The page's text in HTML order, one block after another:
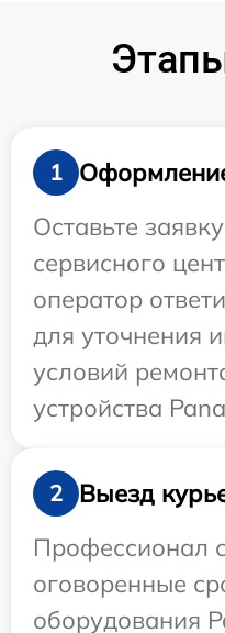
1
Оставьте
сервисного
оператор
для уточнения
условий
устройства
2
Выезд
Профессионал
оговоренные
оборудования